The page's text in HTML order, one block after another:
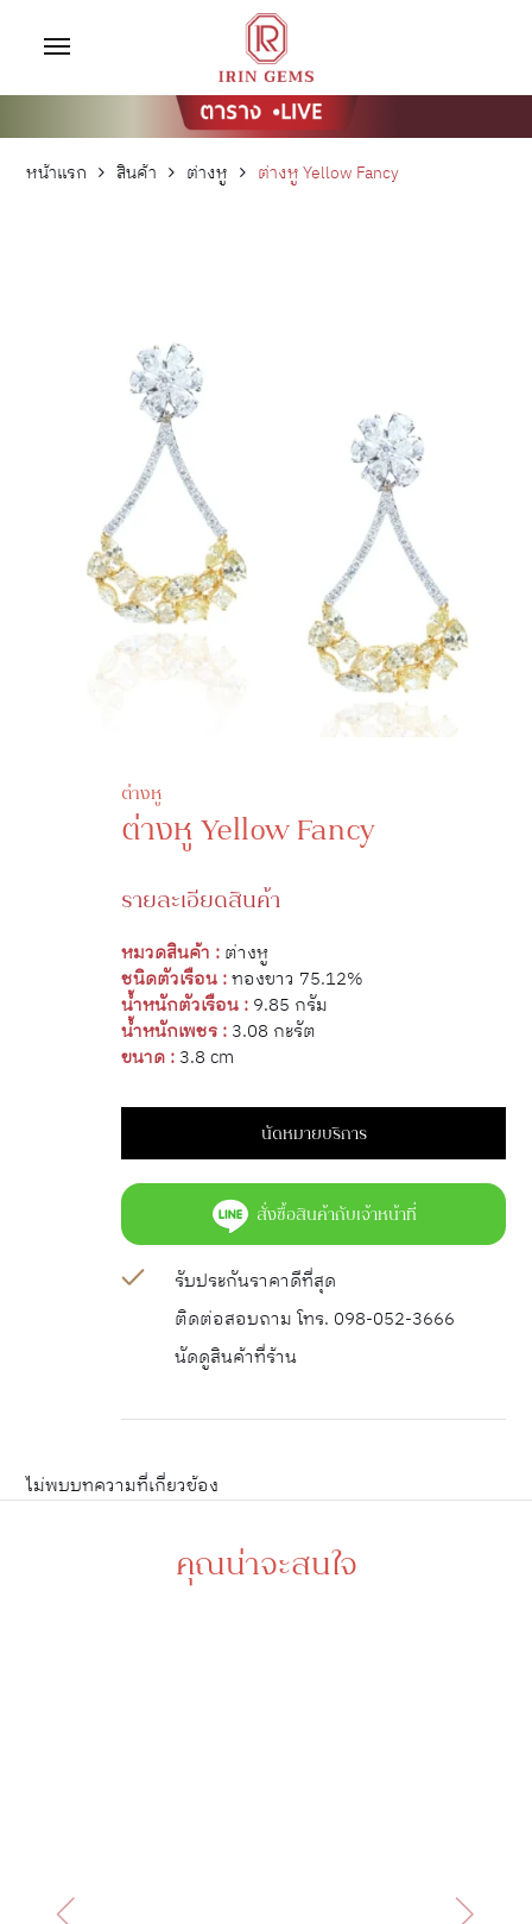
หน้าแรก สินค้า ต่างหู ต่างหู Yellow Fancy
ต่างหู
ต่างหู Yellow Fancy
รายละเอียดสินค้า
หมวดสินค้า : ต่างหู
ชนิดตัวเรือน :ทองขาว 75.12%
น้ำหนักตัวเรือน : 9.85 กรัม
น้ำหนักเพชร : 3.08 กะรัต
ขนาด : 3.8 cm
นัดหมายบริการ
สั่งซื้อสินค้ากับเจ้าหน้าที่
รับประกันราคาดีที่สุด
ติดต่อสอบถาม โทร. 098-052-3666
นัดดูสินค้าที่ร้าน
ไม่พบบทความที่เกี่ยวข้อง
คุณน่าจะสนใจ